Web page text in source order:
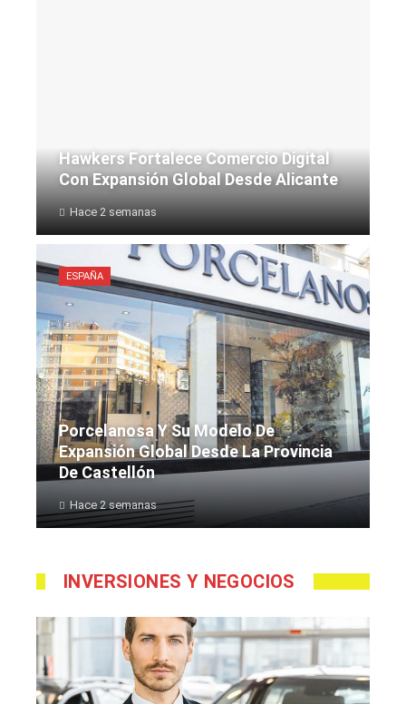
Hawkers Fortalece Comercio Digital
Con Expansión Global Desde Alicante
Hace 2 semanas
ESPAÑA
Porcelanosa Y Su Modelo De
Expansión Global Desde La Provincia
De Castellón
Hace 2 semanas
INVERSIONES Y NEGOCIOS